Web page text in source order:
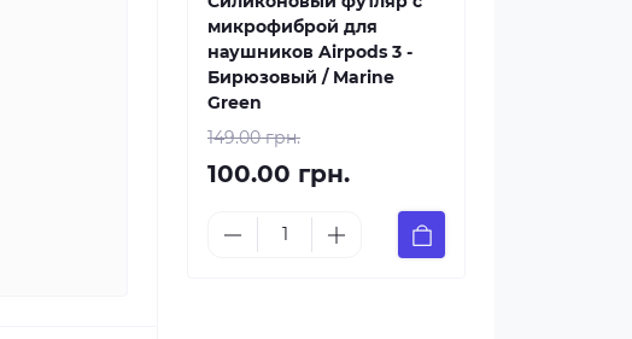
микрофиброй для
наушников Airpods 3 -
Бирюзовый / Marine
Green
149.00 грн.
100.00 грн.